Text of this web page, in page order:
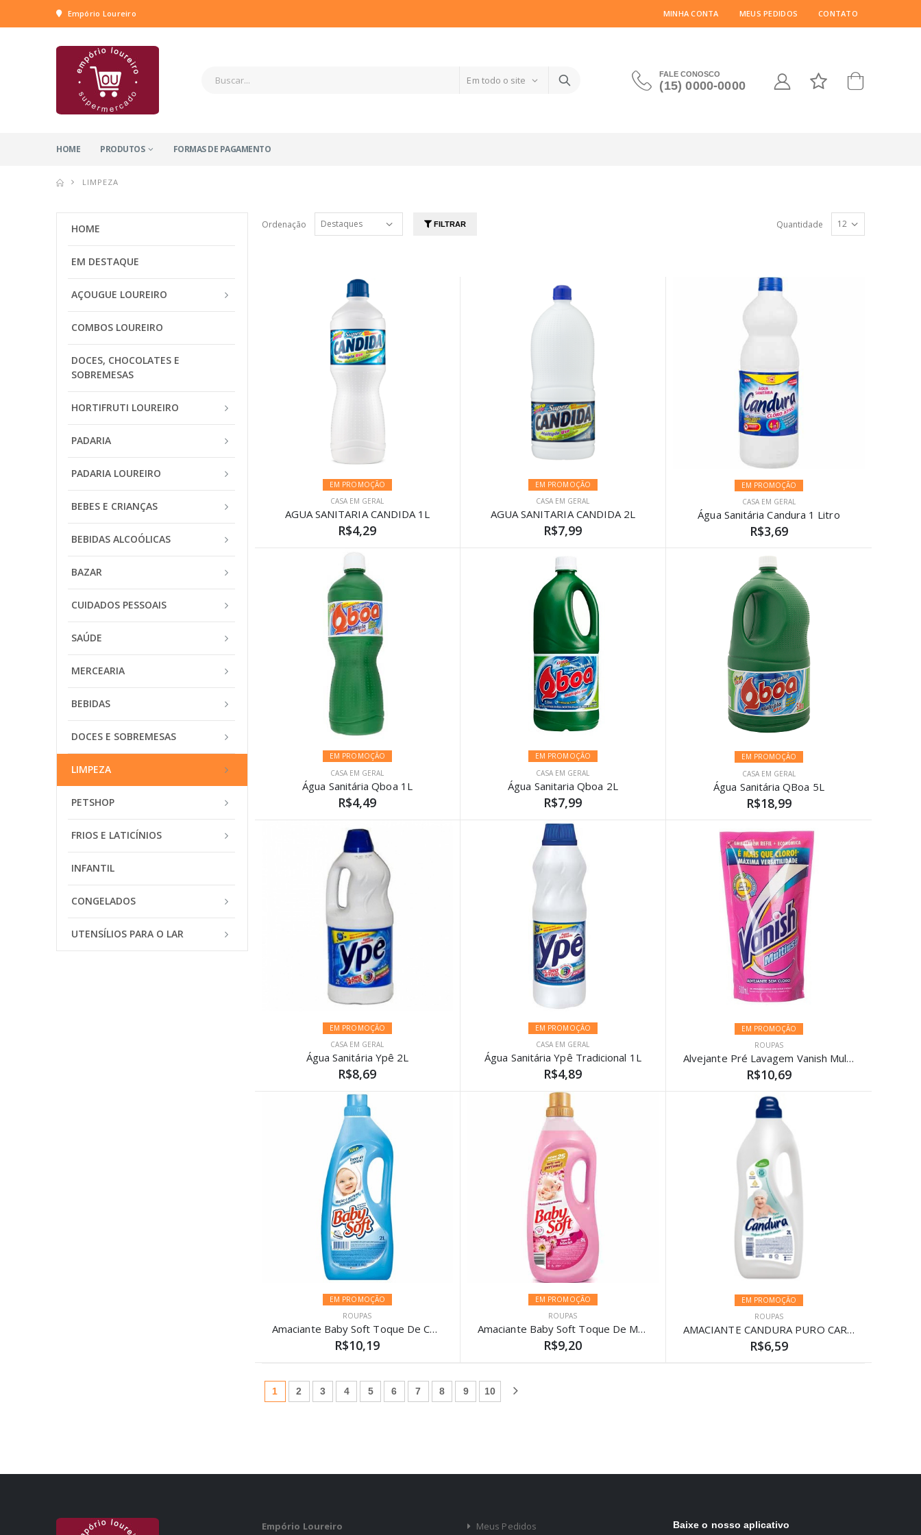
Empório Loureiro MINHA CONTA MEUS PEDIDOS CONTATO
FALE CONOSCO
(15) 0000-0000
HOME PRODUTOS FORMAS DE PAGAMENTO
LIMPEZA
Ordenação FILTRAR Quantidade
EM PROMOÇÃO
CASA EM GERAL
AGUA SANITARIA CANDIDA 1L
R$4,29
EM PROMOÇÃO
CASA EM GERAL
AGUA SANITARIA CANDIDA 2L
R$7,99
EM PROMOÇÃO
CASA EM GERAL
Água Sanitária Candura 1 Litro
R$3,69
EM PROMOÇÃO
CASA EM GERAL
Água Sanitária Qboa 1L
R$4,49
EM PROMOÇÃO
CASA EM GERAL
Água Sanitaria Qboa 2L
R$7,99
EM PROMOÇÃO
CASA EM GERAL
Água Sanitária QBoa 5L
R$18,99
EM PROMOÇÃO
CASA EM GERAL
Água Sanitária Ypê 2L
R$8,69
EM PROMOÇÃO
CASA EM GERAL
Água Sanitária Ypê Tradicional 1L
R$4,89
EM PROMOÇÃO
ROUPAS
Alvejante Pré Lavagem Vanish Multiuso Refil 500ml
R$10,69
EM PROMOÇÃO
ROUPAS
Amaciante Baby Soft Toque De Carinho 2L
R$10,19
EM PROMOÇÃO
ROUPAS
Amaciante Baby Soft Toque De Maciez 2L
R$9,20
EM PROMOÇÃO
ROUPAS
AMACIANTE CANDURA PURO CARINHO 2L
R$6,59
1(atual)
2 3 4 5 6 7 8 9 10
HOME
EM DESTAQUE
AÇOUGUE LOUREIRO
COMBOS LOUREIRO
DOCES, CHOCOLATES E
SOBREMESAS
HORTIFRUTI LOUREIRO
PADARIA
PADARIA LOUREIRO
BEBES E CRIANÇAS
BEBIDAS ALCOÓLICAS
BAZAR
CUIDADOS PESSOAIS
SAÚDE
MERCEARIA
BEBIDAS
DOCES E SOBREMESAS
LIMPEZA
PETSHOP
FRIOS E LATICÍNIOS
INFANTIL
CONGELADOS
UTENSÍLIOS PARA O LAR
Empório Loureiro Meus Pedidos Baixe o nosso aplicativo